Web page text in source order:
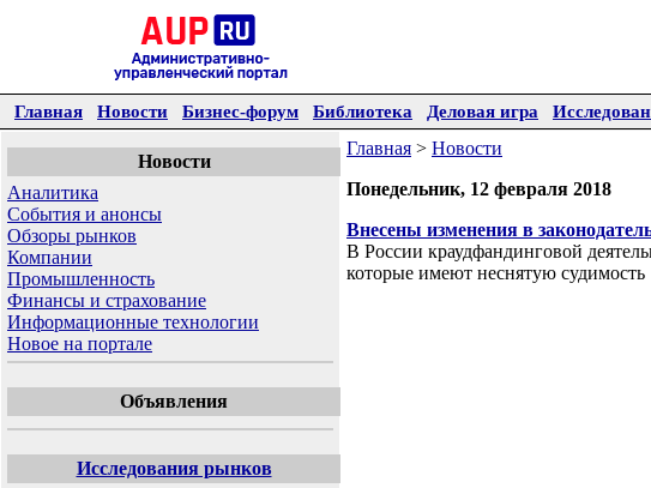
Главная Новости Бизнес-форум Библиотека Деловая игра
Новости
Аналитика
События и анонсы
Обзоры рынков
Компании
Промышленность
Финансы и страхование
Информационные технологии
Новое на портале
Объявления
Исследования рынков
Главная > Новости
Понедельник, 12 февраля 2018
Внесены изменения в
В России краудфандинговой
которые имеют неснятую судимость